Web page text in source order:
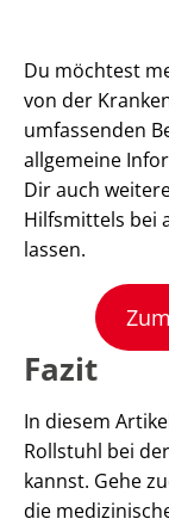
Du möchtest
von der
umfassenden
allgemeine
Dir auch
Hilfsmittels bei
lassen.
Fazit
In diesem
Rollstuhl bei
kannst. Gehe
die